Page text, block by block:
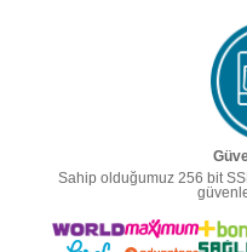
Sahip olduğumuz 256 bit